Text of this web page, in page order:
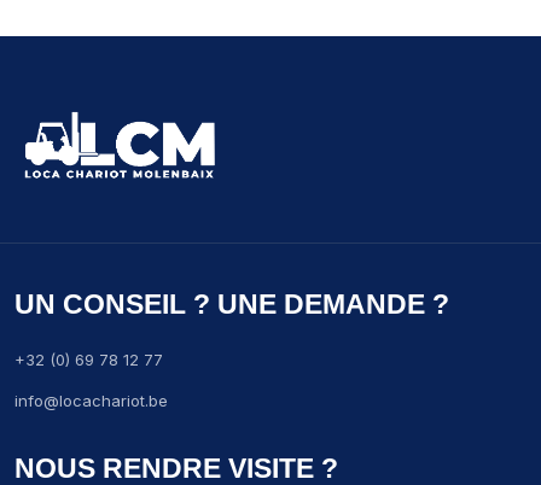
UN CONSEIL ? UNE DEMANDE ?
+32 (0) 69 78 12 77
info@locachariot.be
NOUS RENDRE VISITE ?